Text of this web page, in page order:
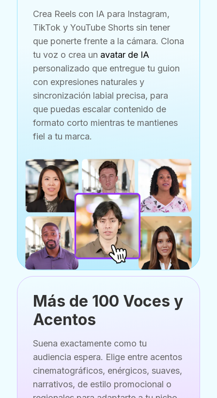
Crea Reels con IA para Instagram,
TikTok y YouTube Shorts sin tener
que ponerte frente a la cámara. Clona
tu voz o crea un avatar de IA
personalizado que entregue tu guion
con expresiones naturales y
sincronización labial precisa, para
que puedas escalar contenido de
formato corto mientras te mantienes
fiel a tu marca.
Más de 100 Voces y
Acentos
Suena exactamente como tu
audiencia espera. Elige entre acentos
cinematográficos, enérgicos, suaves,
narrativos, de estilo promocional o